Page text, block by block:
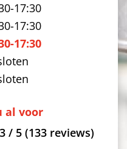
17:30
17:30
17:30
al voor
/ 5 (133 reviews)